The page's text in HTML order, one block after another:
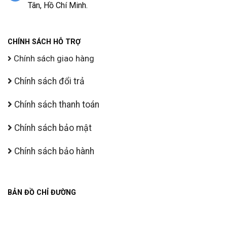
Tân, Hồ Chí Minh.
CHÍNH SÁCH HỖ TRỢ
Chính sách giao hàng
Chính sách đổi trả
Chính sách thanh toán
Chính sách bảo mật
Chính sách bảo hành
BẢN ĐỒ CHỈ ĐƯỜNG